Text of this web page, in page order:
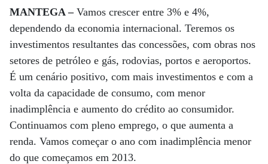
MANTEGA – Vamos crescer entre 3% e 4%,
dependendo da economia internacional. Teremos os
investimentos resultantes das concessões, com obras nos
setores de petróleo e gás, rodovias, portos e aeroportos.
É um cenário positivo, com mais investimentos e com a
volta da capacidade de consumo, com menor
inadimplência e aumento do crédito ao consumidor.
Continuamos com pleno emprego, o que aumenta a
renda. Vamos começar o ano com inadimplência menor
do que começamos em 2013.